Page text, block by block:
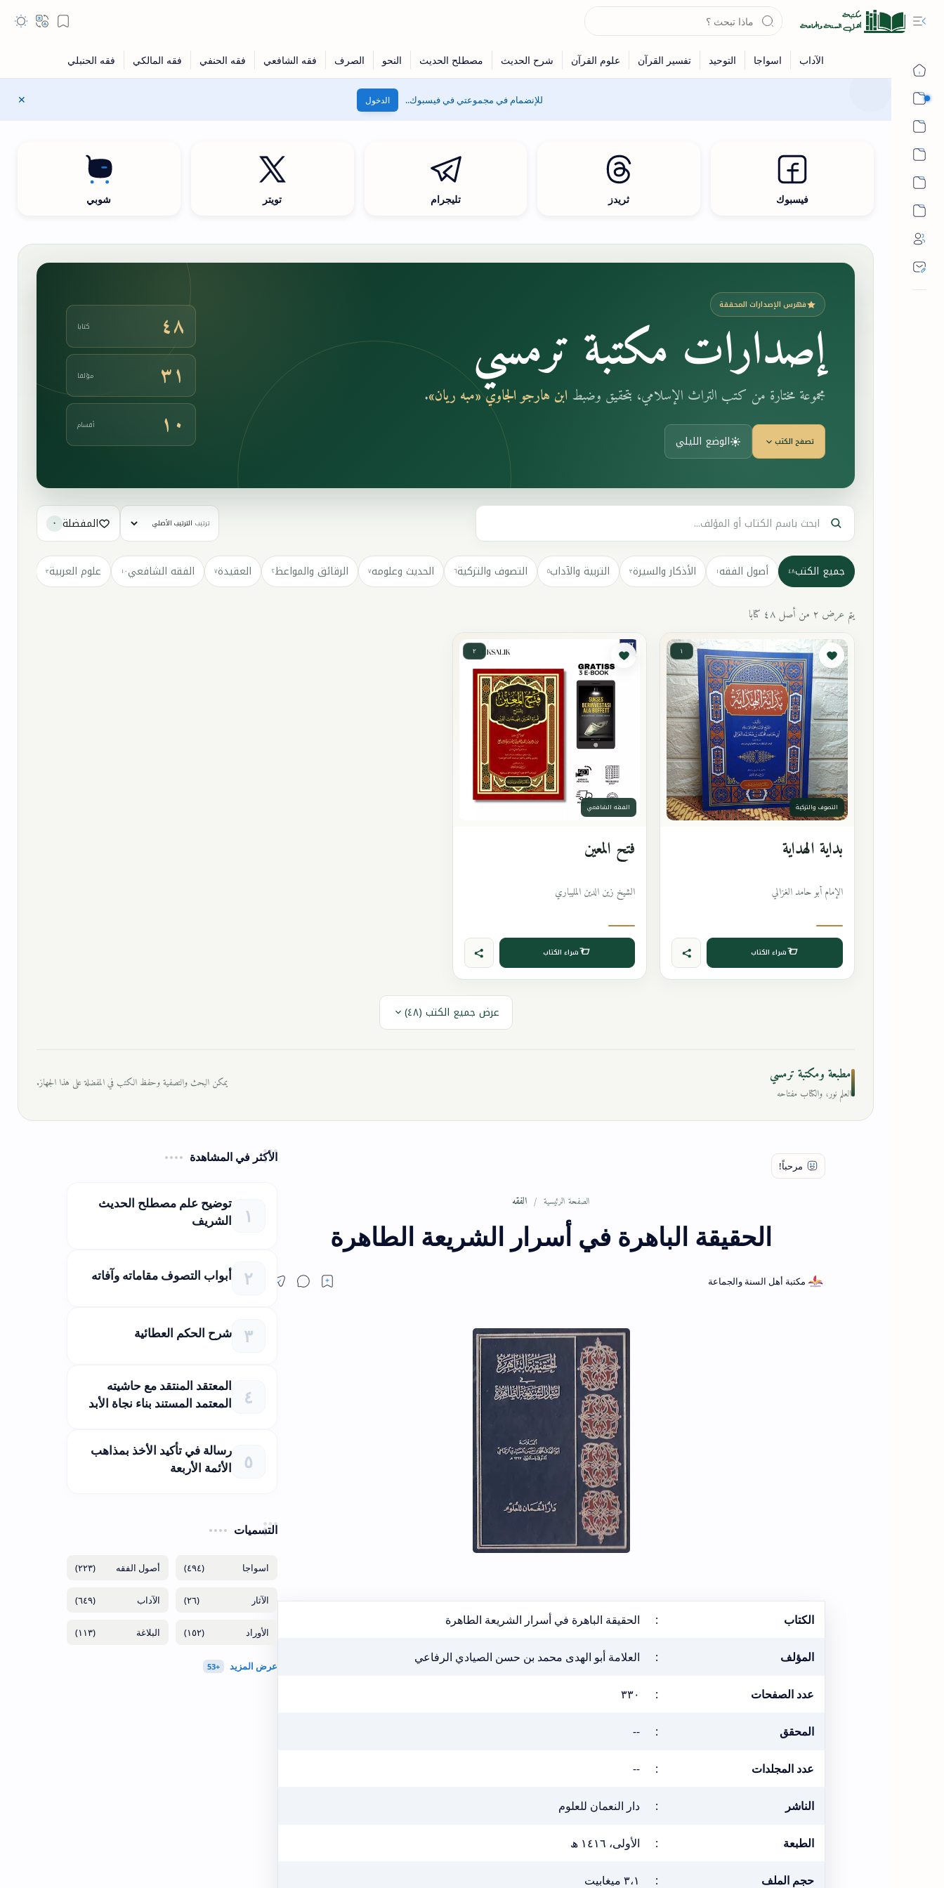
للإنضمام في مجموعتي في فيسبوك.. الدخول
فيسبوك ثريدز تليجرام تويتر شوبي
فهرس الإصدارات المحققة
إصدارات مكتبة ترمسي
مجموعة مختارة من كتب التراث الإسلامي، بتحقيق وضبط ابن هارجو الجاوي «مبه ريان».
تصفح الكتب الوضع الليلي
٤٨ كتابا
٣١ مؤلفا
١٠ أقسام
ترتيب المفضلة ٠
جميع الكتب٤٨ أصول الفقه١ الأذكار والسيرة٣ التربية والآداب٥ التصوف والتزكية٦ الحديث وعلومه٧ الرقائق والمواعظ٢ العقيدة٧ الفقه الشافعي١٠ علوم العربية٣
يتم عرض ٢ من أصل ٤٨ كتابا
١
التصوف والتزكية
بداية الهداية
الإمام أبو حامد الغزالي
شراء الكتاب
٢
الفقه الشافعي
فتح المعين
الشيخ زين الدين المليباري
شراء الكتاب
عرض جميع الكتب (٤٨)
مطبعة ومكتبة ترمسي
العلم نور، والكتاب مفتاحه
يمكن البحث والتصفية وحفظ الكتب في المفضلة على هذا الجهاز.
الصفحة الرئيسية الفقه
الحقيقة الباهرة في أسرار الشريعة الطاهرة
الكتاب : الحقيقة الباهرة في أسرار الشريعة الطاهرة
المؤلف : العلامة أبو الهدى محمد بن حسن الصيادي الرفاعي
عدد الصفحات : ٣٣٠
المحقق :
--
عدد المجلدات :
--
الناشر : دار النعمان للعلوم
الطبعة : الأولى، ١٤١٦ ھ
حجم الملف : ٣،١ ميغابيت
الأكثر في المشاهدة
توضيح علم مصطلح الحديث
الشريف
أبواب التصوف مقاماته وآفاته
شرح الحكم العطائية
المعتقد المنتقد مع حاشيته
المعتمد المستند بناء نجاة الأبد
رسالة في تأكيد الأخذ بمذاهب
الأئمة الأربعة
التسميات
(٤٩٤) (٢٢٣)
(٢٦) (٦٤٩)
(١٥٢) (١١٣)